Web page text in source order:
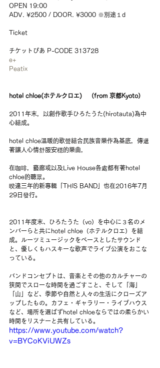
OPEN 19:00
ADV. ¥2500 / DOOR. ¥3000 ※別途１d
Ticket
チケットぴあ P-CODE 313728
e+
Peatix
hotel chloe(ホテルクロエ)　（from 京都Kyoto）
2011年末，以創作歌手ひろたうた(hirotauta)為中
心結成。
hotel chloe溫暖的歌聲結合民族音樂作為基底，傳遞
著讓人心情舒服安穩的樂曲，
在咖啡，藝廊或以及Live House各處都有著hotel
chloe的聽眾。
暌違三年的新專輯「THIS BAND」也在2016年7月
29日發行。
2011年度末、ひろたうた（vo）を中心に３名のメ
ンバーらと共にhotel chloe（ホテルクロエ）を結
成。ルーツミュージックをベースとしたサウンド
と、優しくもハスキーな歌声でライブ公演をおこな
っている。
バンドコンセプトは、音楽とその他のカルチャーの
狭間でスローな時間を過ごすこと、そして「海」
「山」など、季節や自然と人々の生活にクローズア
ップしたもの。カフェ・ギャラリー・ライブハウス
など、場所を選ばずhotel chloeならではの柔らかい
時間をリスナーと共有している。
https://www.youtube.com/watch?
v=BYCoKViUWZs